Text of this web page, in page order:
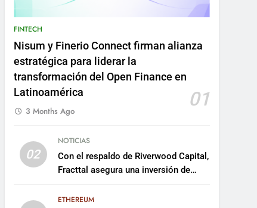
FINTECH
Nisum y Finerio Connect firman alianza
estratégica para liderar la
transformación del Open Finance en
Latinoamérica
01
3 Months Ago
02
NOTICIAS
Con el respaldo de Riverwood Capital,
Fracttal asegura una inversión de
plataforma
ETHEREUM